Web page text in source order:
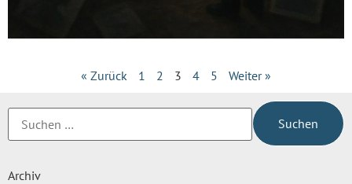
« Zurück 1 2 3 4 5 Weiter »
Archiv